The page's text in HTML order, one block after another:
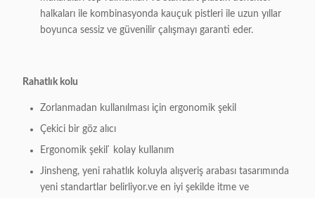
halkaları ile kombinasyonda kauçuk pistleri ile uzun yıllar
boyunca sessiz ve güvenilir çalışmayı garanti eder.
Rahatlık kolu
Zorlanmadan kullanılması için ergonomik şekil
Çekici bir göz alıcı
Ergonomik şekil ̇ kolay kullanım
Jinsheng, yeni rahatlık koluyla alışveriş arabası tasarımında
yeni standartlar belirliyor.ve en iyi şekilde itme ve